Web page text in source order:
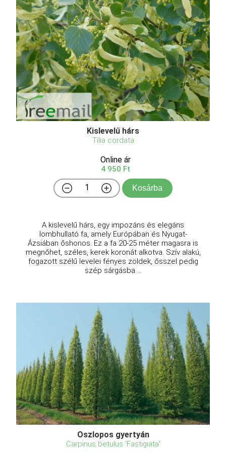
Kislevelű hárs
Tilia cordata
Online ár
4 950 Ft
Kosárba
A kislevelű hárs, egy impozáns és elegáns
lombhullató fa, amely Európában és Nyugat-
Ázsiában őshonos. Ez a fa 20-25 méter magasra is
megnőhet, széles, kerek koronát alkotva. Szív alakú,
fogazott szélű levelei fényes zöldek, ősszel pedig
szép sárgásba ...
Oszlopos gyertyán
Carpinus betulus 'Fastigiata'